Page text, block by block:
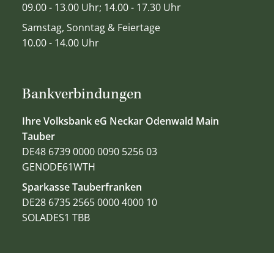
Bankverbindungen
Ihre Volksbank eG Neckar Odenwald Main
Tauber
DE48 6739 0000 0090 5256 03
GENODE61WTH
Sparkasse Tauberfranken
DE28 6735 2565 0000 4000 10
SOLADES1 TBB
09.00 - 13.00 Uhr; 14.00 - 17.30 Uhr
Samstag, Sonntag & Feiertage
10.00 - 14.00 Uhr